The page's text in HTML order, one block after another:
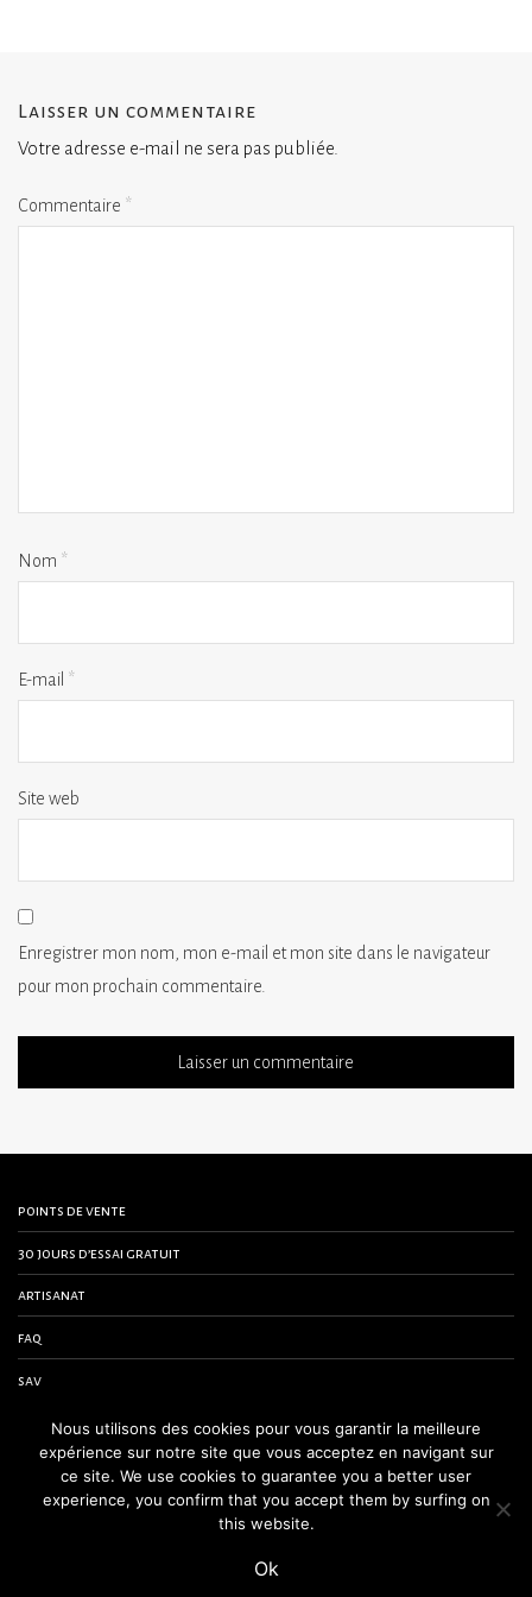
Laisser un commentaire
Votre adresse e-mail ne sera pas publiée.
Commentaire *
Nom *
E-mail *
Site web
Enregistrer mon nom, mon e-mail et mon site dans le navigateur
pour mon prochain commentaire.
points de vente
30 jours d’essai gratuit
artisanat
faq
sav
contactez-nous
conditions générales de vente
mentions légales
Nous utilisons des cookies pour vous garantir la meilleure
expérience sur notre site que vous acceptez en navigant sur
ce site. We use cookies to guarantee you a better user
experience, you confirm that you accept them by surfing on
this website.
Ok